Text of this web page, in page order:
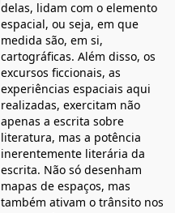
delas, lidam com o elemento
espacial, ou seja, em que
medida são, em si,
cartográficas. Além disso, os
excursos ficcionais, as
experiências espaciais aqui
realizadas, exercitam não
apenas a escrita sobre
literatura, mas a potência
inerentemente literária da
escrita. Não só desenham
mapas de espaços, mas
também ativam o trânsito nos